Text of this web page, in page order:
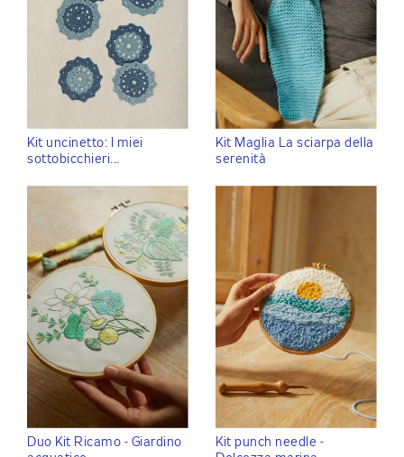
Kit uncinetto: I miei
sottobicchieri...
Kit Maglia La sciarpa della
serenità
Duo Kit Ricamo - Giardino
Kit punch needle -